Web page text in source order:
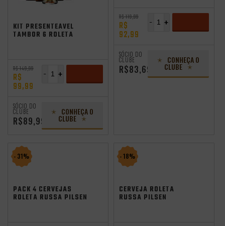
KIT PRESENTEÁVEL
TAMBOR 6 ROLETA
R$ 149,99
R$
99,99
+
-
SÓCIO DO
CLUBE
R$89,99
CONHEÇA O
CLUBE
R$ 119,99
R$
92,99
+
-
SÓCIO DO
CLUBE
R$83,69
CONHEÇA O
CLUBE
- 31%
PACK 4 CERVEJAS
ROLETA RUSSA PILSEN
- 18%
CERVEJA ROLETA
RUSSA PILSEN